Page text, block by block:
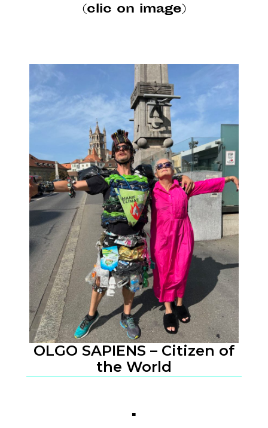
(clic on image)
OLGO SAPIENS – Citizen of
the World
.